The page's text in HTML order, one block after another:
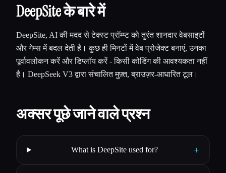
DeepSite के बारे में
DeepSite, AI की मदद से टेक्स्ट प्रॉम्प्ट को तुरंत शानदार वेबसाइटों
और गेम्स में बदल देती है। कुछ ही मिनटों में वेब प्रोजेक्ट बनाएं, उनका
पूर्वावलोकन करें और डिप्लॉय करें - किसी कोडिंग की आवश्यकता नहीं
है। DeepSeek V3 द्वारा संचालित मुफ़्त, ब्राउज़र-आधारित टूल।
अक्सर पूछे जाने वाले प्रश्न
What is DeepSite used for? +